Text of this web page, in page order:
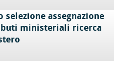
selezione assegnazione
ministeriali ricerca